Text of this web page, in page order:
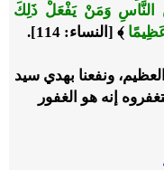
النَّاسِ وَمَنْ يَفْعَلْ ذَلِكَ
﴾ [النساء: 114].
ونفعنا بهدي سيد
إنه هو الغفور